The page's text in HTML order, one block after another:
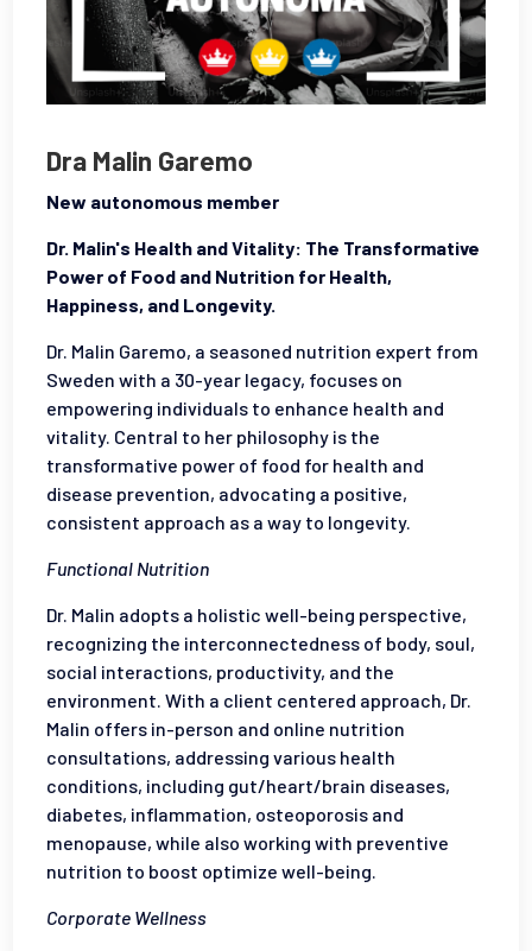
Dra Malin Garemo
New autonomous member
Dr. Malin's Health and Vitality: The Transformative
Power of Food and Nutrition for Health,
Happiness, and Longevity.
Dr. Malin Garemo, a seasoned nutrition expert from
Sweden with a 30-year legacy, focuses on
empowering individuals to enhance health and
vitality. Central to her philosophy is the
transformative power of food for health and
disease prevention, advocating a positive,
consistent approach as a way to longevity.
Functional Nutrition
Dr. Malin adopts a holistic well-being perspective,
recognizing the interconnectedness of body, soul,
social interactions, productivity, and the
environment. With a client centered approach, Dr.
Malin offers in-person and online nutrition
consultations, addressing various health
conditions, including gut/heart/brain diseases,
diabetes, inflammation, osteoporosis and
menopause, while also working with preventive
nutrition to boost optimize well-being.
Corporate Wellness